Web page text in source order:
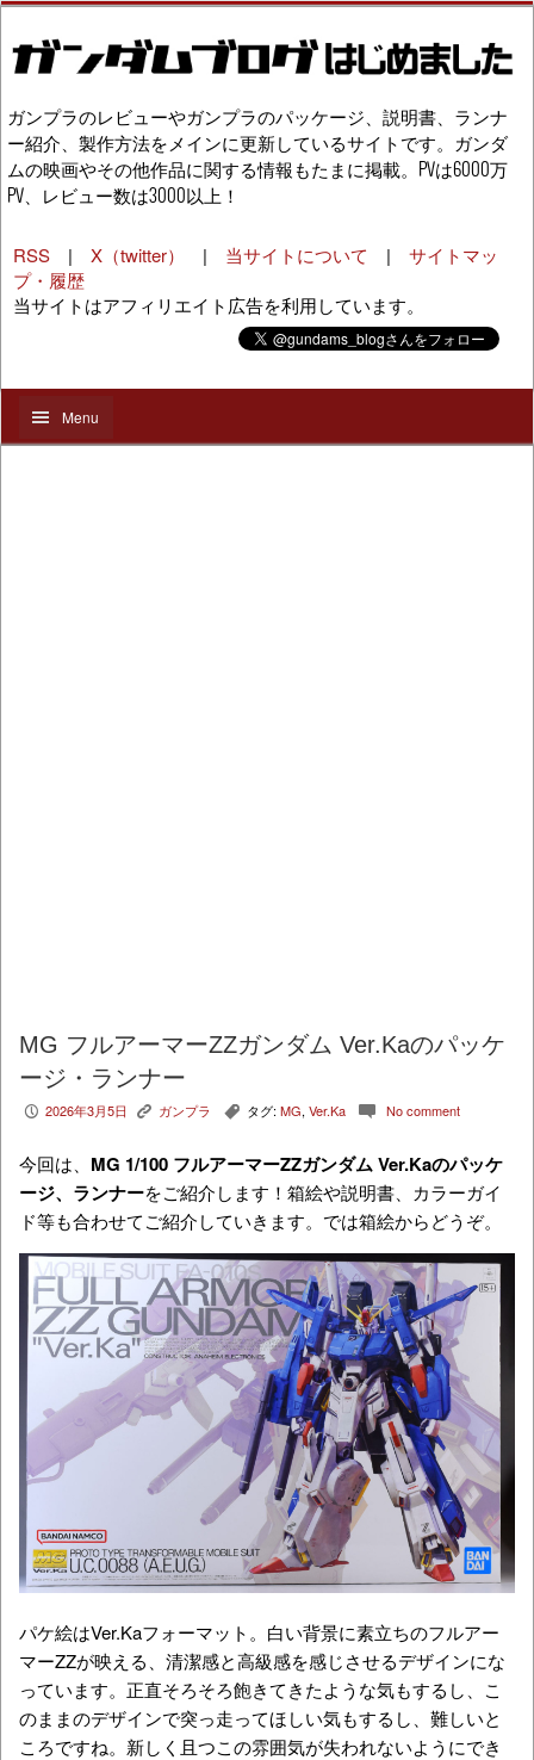
ガンプラのレビューやガンプラのパッケージ、説明書、ランナ
ー紹介、製作方法をメインに更新しているサイトです。ガンダ
ムの映画やその他作品に関する情報もたまに掲載。PVは6000万
PV、レビュー数は3000以上！
RSS | X（twitter） | 当サイトについて | サイトマッ
プ・履歴
当サイトはアフィリエイト広告を利用しています。
Menu
MG フルアーマーZZガンダム Ver.Kaのパッケ
ージ・ランナー
P 2026年3月5日 K ガンプラ , タグ: MG,Ver.Ka c No comment
今回は、 MG 1/100 フルアーマーZZガンダム Ver.Kaのパッケ
ージ、ランナーをご紹介します！箱絵や説明書、カラーガイ
ド等も合わせてご紹介していきます。では箱絵からどうぞ。
パケ絵はVer.Kaフォーマット。白い背景に素立ちのフルアー
マーZZが映える、清潔感と高級感を感じさせるデザインにな
っています。正直そろそろ飽きてきたような気もするし、こ
のままのデザインで突っ走ってほしい気もするし、難しいと
ころですね。新しく且つこの雰囲気が失われないようにでき